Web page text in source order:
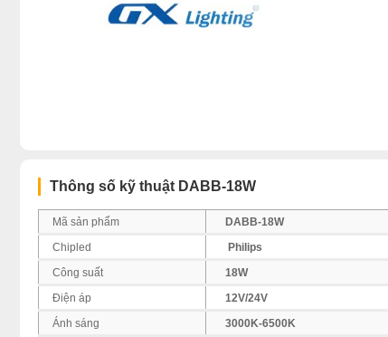
Thông số kỹ thuật DABB-18W
Mã sản phẩm DABB-18W
Chipled Philips
Công suất 18W
Điện áp 12V/24V
Ánh sáng 3000K-6500K